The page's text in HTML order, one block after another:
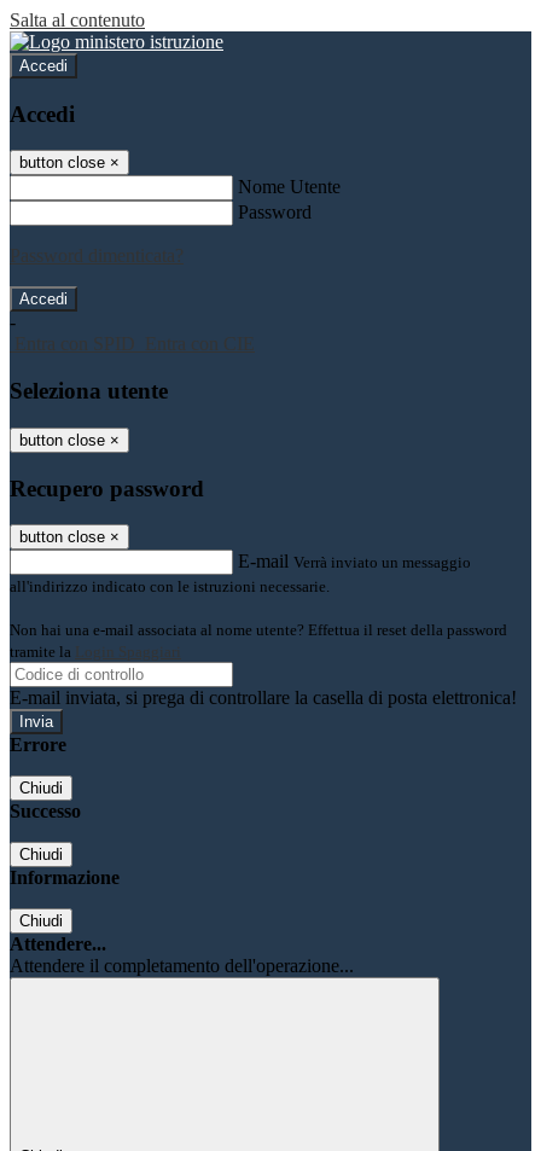
Salta al contenuto
Accedi
Accedi
button close ×
Nome Utente
Password
Password dimenticata?
-
Entra con SPID
Entra con CIE
Seleziona utente
button close ×
Recupero password
button close ×
E-mail Verrà inviato un messaggio
all'indirizzo indicato con le istruzioni necessarie.
Non hai una e-mail associata al nome utente? Effettua il reset della password
tramite la Login Spaggiari
E-mail inviata, si prega di controllare la casella di posta elettronica!
Errore
Chiudi
Successo
Chiudi
Informazione
Chiudi
Attendere...
Attendere il completamento dell'operazione...